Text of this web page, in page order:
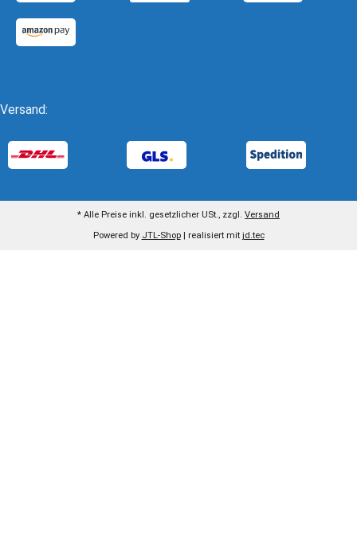
Versand:
* Alle Preise inkl. gesetzlicher USt., zzgl. Versand
Powered by JTL-Shop | realisiert mit jd.tec